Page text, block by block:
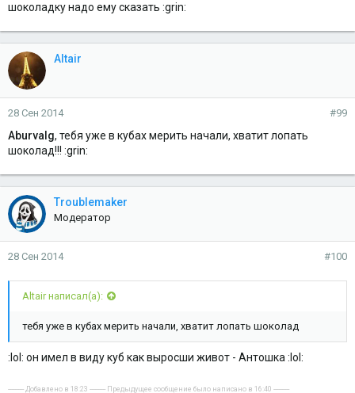
шоколадку надо ему сказать :grin:
Altair
28 Сен 2014 #99
Aburvalg, тебя уже в кубах мерить начали, хватит лопать
шоколад!!! :grin:
Troublemaker
Модератор
28 Сен 2014 #100
Altair написал(а):
тебя уже в кубах мерить начали, хватит лопать шоколад
:lol: он имел в виду куб как выросши живот - Антошка :lol:
---------- Добавлено в 18:23 ---------- Предыдущее сообщение было написано в 16:40 ----------